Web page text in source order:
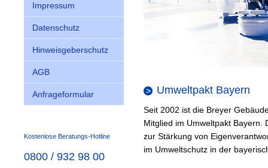
Impressum
Datenschutz
Hinweisgeberschutz
AGB
Anfrageformular
Kostenlose Beratungs-Hotline
0800 / 932 98 00
Umweltpakt Bayern
Seit 2002 ist die Breyer
Mitglied im Umweltpakt Bayern.
zur Stärkung von
im Umweltschutz in der